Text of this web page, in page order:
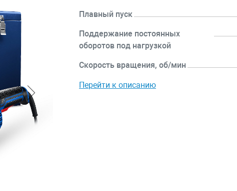
Плавный пуск
Поддержание постоянных
оборотов под нагрузкой
Скорость вращения, об/мин
Перейти к описанию